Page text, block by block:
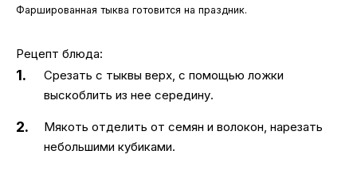
Фаршированная тыква готовится на праздник.
Рецепт блюда:
Срезать с тыквы верх, с помощью ложки
выскоблить из нее середину.
Мякоть отделить от семян и волокон, нарезать
небольшими кубиками.